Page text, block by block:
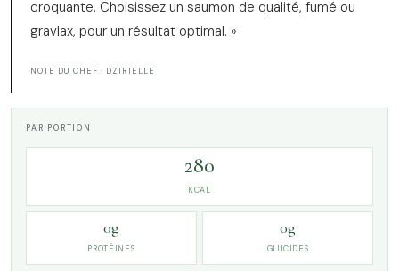
croquante. Choisissez un saumon de qualité, fumé ou
gravlax, pour un résultat optimal. »
NOTE DU CHEF · DZIRIELLE
PAR PORTION
280
KCAL
0g
PROTÉINES
0g
GLUCIDES